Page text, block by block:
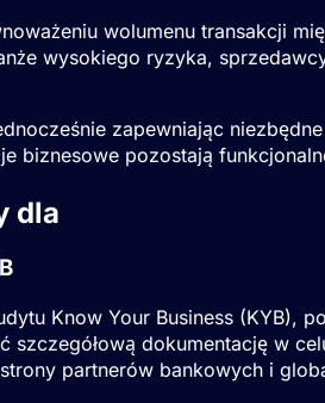
wolumenu transakcji
wysokiego ryzyka,
zapewniając
biznesowe pozostają
dla
Know Your Business (KYB),
szczegółową dokumentację w
partnerów bankowych i